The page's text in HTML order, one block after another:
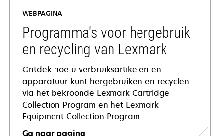
new
tab
WEBPAGINA
Programma's voor hergebruik
en recycling van Lexmark
Ontdek hoe u verbruiksartikelen en
apparatuur kunt hergebruiken en recyclen
via het bekroonde Lexmark Cartridge
Collection Program en het Lexmark
Equipment Collection Program.
Ga naar pagina